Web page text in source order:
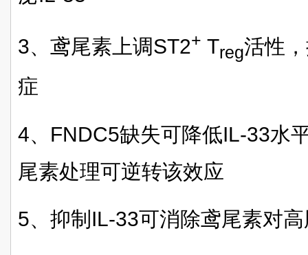
3、鸢尾素上调ST2+ Treg活性
症
4、FNDC5缺失可降低IL-33水
尾素处理可逆转该效应
5、抑制IL-33可消除鸢尾素对